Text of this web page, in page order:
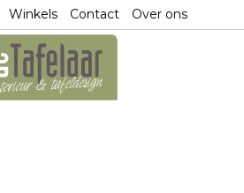
Winkels Contact Over ons